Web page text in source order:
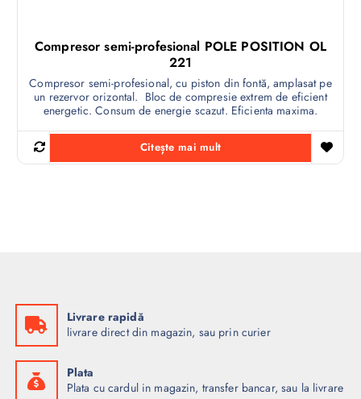
Compresor semi-profesional POLE POSITION OL
221
Compresor semi-profesional, cu piston din fontă, amplasat pe
un rezervor orizontal. Bloc de compresie extrem de eficient
energetic. Consum de energie scazut. Eficienta maxima.
Citește mai mult
Livrare rapidă
livrare direct din magazin, sau prin curier
Plata
Plata cu cardul in magazin, transfer bancar, sau la livrare